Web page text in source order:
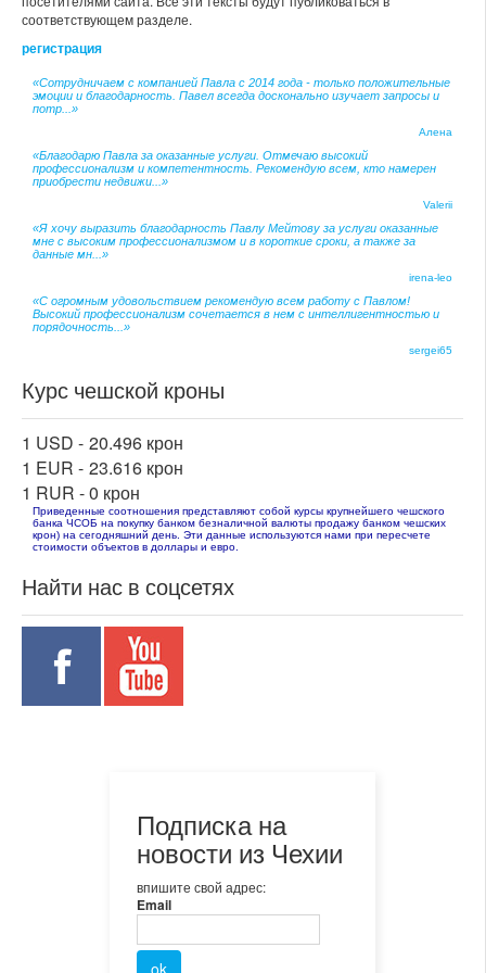
соответствующем разделе.
регистрация
«Сотрудничаем с компанией Павла с 2014 года - только положительные
эмоции и благодарность. Павел всегда досконально изучает запросы и
потр...»
Алена
«Благодарю Павла за оказанные услуги. Отмечаю высокий
профессионализм и компетентность. Рекомендую всем, кто намерен
приобрести недвижи...»
Valerii
«Я хочу выразить благодарность Павлу Мейтову за услуги оказанные
мне с высоким профессионализмом и в короткие сроки, а также за
данные мн...»
irena-leo
«С огромным удовольствием рекомендую всем работу с Павлом!
Высокий профессионализм сочетается в нем с интеллигентностью и
порядочность...»
sergei65
Курс чешской кроны
1 USD - 20.496 крон
1 EUR - 23.616 крон
1 RUR -0 крон
Приведенные соотношения представляют собой курсы крупнейшего чешского
банка ЧСОБ на покупку банком безналичной валюты продажу банком чешских
крон) на сегодняшний день. Эти данные используются нами при пересчете
стоимости объектов в доллары и евро.
Найти нас в соцсетях
Подписка на
новости из Чехии
впишите свой адрес:
Email